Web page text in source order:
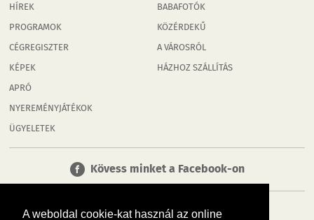
A weboldal cookie-kat használ az online
HÍREK
PROGRAMOK
CÉGREGISZTER
KÉPEK
APRÓ
NYEREMÉNYJÁTÉKOK
ÜGYELETEK
BABAFOTÓK
KÖZÉRDEKŰ
A VÁROSRÓL
HÁZHOZ SZÁLLÍTÁS
Kövess minket a Facebook-on